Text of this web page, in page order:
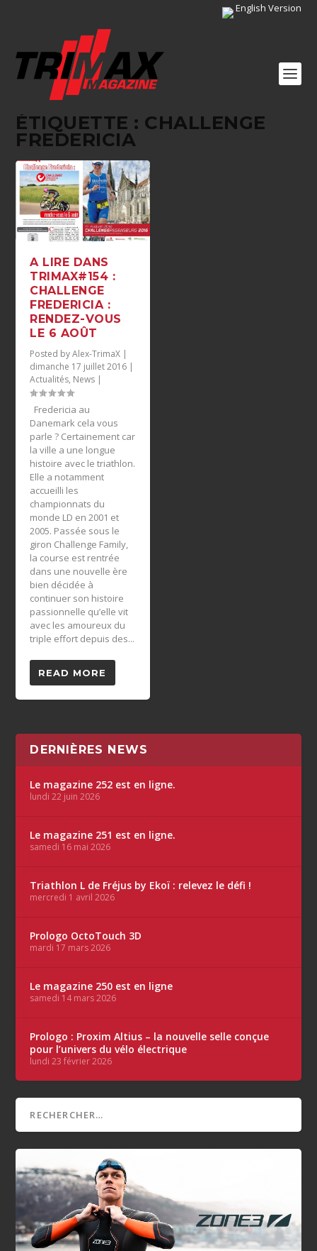
English Version
ÉTIQUETTE : CHALLENGE
FREDERICIA
A LIRE DANS
TRIMAX#154 :
CHALLENGE
FREDERICIA :
RENDEZ-VOUS
LE 6 AOÛT
Posted byAlex-TrimaX |
dimanche 17 juillet 2016 |
Actualités, News |
Fredericia au
Danemark cela vous
parle ? Certainement car
la ville a une longue
histoire avec le triathlon.
Elle a notamment
accueilli les
championnats du
monde LD en 2001 et
2005. Passée sous le
giron Challenge Family,
la course est rentrée
dans une nouvelle ère
bien décidée à
continuer son histoire
passionnelle qu’elle vit
avec les amoureux du
triple effort depuis des...
READ MORE
DERNIÈRES NEWS
Le magazine 252 est en ligne.
lundi 22 juin 2026
Le magazine 251 est en ligne.
samedi 16 mai 2026
Triathlon L de Fréjus by Ekoï : relevez le défi !
mercredi 1 avril 2026
Prologo OctoTouch 3D
mardi 17 mars 2026
Le magazine 250 est en ligne
samedi 14 mars 2026
Prologo : Proxim Altius – la nouvelle selle conçue
pour l’univers du vélo électrique
lundi 23 février 2026